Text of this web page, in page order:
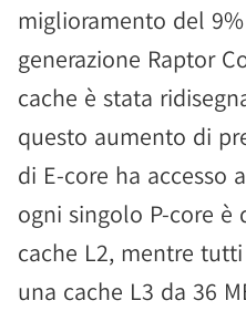
miglioramento del
generazione Raptor
cache è stata
questo aumento di
di E-core ha accesso
ogni singolo P-core è
cache L2, mentre
una cache L3 da 36